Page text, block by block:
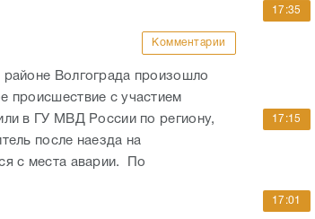
Комментарии
Волгограда произошло
происшествие с участием
в ГУ МВД России по региону,
после наезда на
с места аварии. По
17:35
17:15
17:01